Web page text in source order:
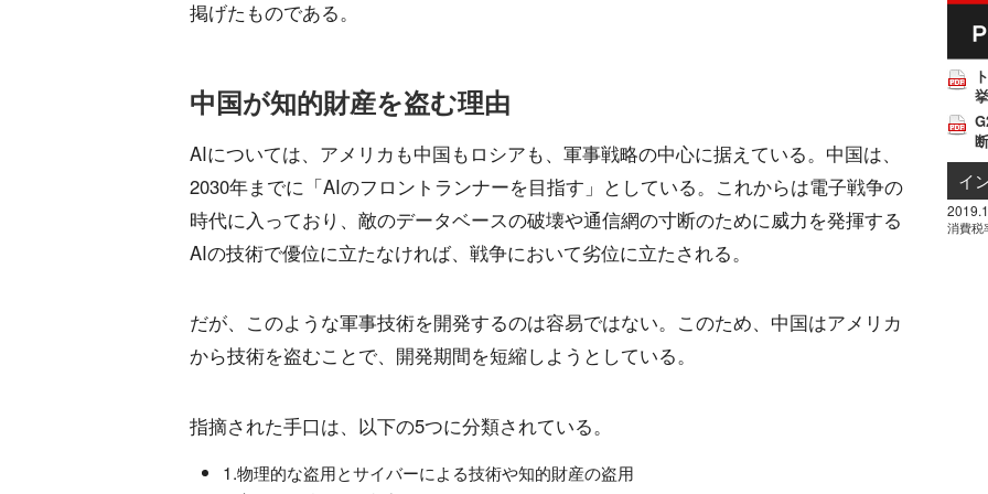
掲げたものである。
中国が知的財産を盗む理由
AIについては、アメリカも中国もロシアも、軍事戦略の中心に据えている。中国は、
2030年までに「AIのフロントランナーを目指す」としている。これからは電子戦争の
時代に入っており、敵のデータベースの破壊や通信網の寸断のために威力を発揮する
AIの技術で優位に立たなければ、戦争において劣位に立たされる。
だが、このような軍事技術を開発するのは容易ではない。このため、中国はアメリカ
から技術を盗むことで、開発期間を短縮しようとしている。
指摘された手口は、以下の5つに分類されている。
1.物理的な盗用とサイバーによる技術や知的財産の盗用
イ
消費税